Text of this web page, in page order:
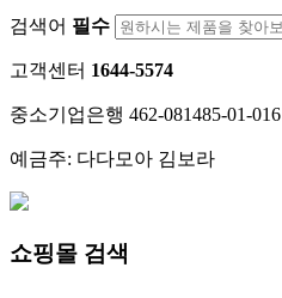
검색어 필수
고객센터 1644-5574
중소기업은행 462-081485-01-016
예금주: 다다모아 김보라
쇼핑몰 검색